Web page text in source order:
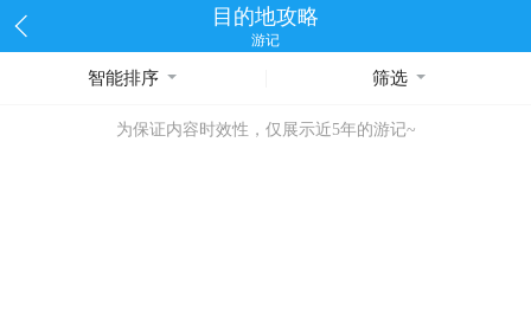
目的地攻略
游记
智能排序 筛选
为保证内容时效性，仅展示近5年的游记~